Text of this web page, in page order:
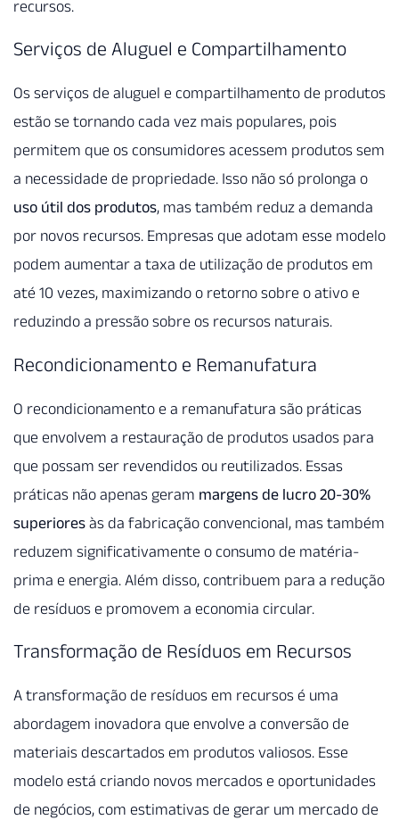
recursos.
Serviços de Aluguel e Compartilhamento
Os serviços de aluguel e compartilhamento de produtos
estão se tornando cada vez mais populares, pois
permitem que os consumidores acessem produtos sem
a necessidade de propriedade. Isso não só prolonga o
uso útil dos produtos, mas também reduz a demanda
por novos recursos. Empresas que adotam esse modelo
podem aumentar a taxa de utilização de produtos em
até 10 vezes, maximizando o retorno sobre o ativo e
reduzindo a pressão sobre os recursos naturais.
Recondicionamento e Remanufatura
O recondicionamento e a remanufatura são práticas
que envolvem a restauração de produtos usados para
que possam ser revendidos ou reutilizados. Essas
práticas não apenas geram margens de lucro 20-30%
superiores às da fabricação convencional, mas também
reduzem significativamente o consumo de matéria-
prima e energia. Além disso, contribuem para a redução
de resíduos e promovem a economia circular.
Transformação de Resíduos em Recursos
A transformação de resíduos em recursos é uma
abordagem inovadora que envolve a conversão de
materiais descartados em produtos valiosos. Esse
modelo está criando novos mercados e oportunidades
de negócios, com estimativas de gerar um mercado de